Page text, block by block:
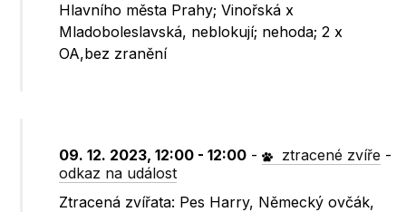
Hlavního města Prahy; Vinořská x
Mladoboleslavská, neblokují; nehoda; 2 x
OA,bez zranění
09. 12. 2023, 12:00 - 12:00 - ztracené zvíře -
odkaz na událost
Ztracená zvířata: Pes Harry, Německý ovčák,